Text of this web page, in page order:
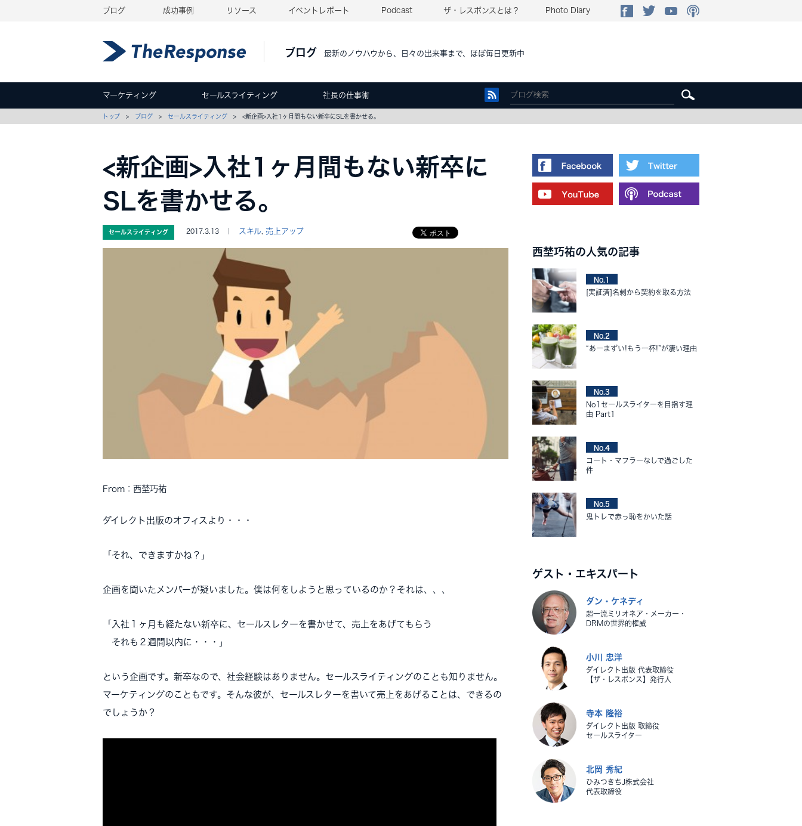
ブログ 成功事例 リソース イベントレポート Podcast ザ・レスポンスとは？ Photo Diary
ブログ 最新のノウハウから、日々の出来事まで、ほぼ毎日更新中
マーケティング セールスライティング 社長の仕事術
トップ > ブログ > セールスライティング > <新企画>入社1ヶ月間もない新卒にSLを書かせる。
<新企画>入社1ヶ月間もない新卒に
SLを書かせる。
セールスライティング 2017.3.13 ｜ スキル 売上アップ
From：西埜巧祐
ダイレクト出版のオフィスより・・・
「それ、できますかね？」
企画を聞いたメンバーが疑いました。僕は何をしようと思っているのか？それは、、、
「入社１ヶ月も経たない新卒に、セールスレターを書かせて、売上をあげてもらう
それも２週間以内に・・・」
という企画です。新卒なので、社会経験はありません。セールスライティングのことも知りません。
マーケティングのこともです。そんな彼が、セールスレターを書いて売上をあげることは、できるの
でしょうか？
西埜巧祐の人気の記事
No.1
[実証済]名刺から契約を取る方法
No.2
“あーまずい!もう一杯!”が凄い理由
No.3
No1セールスライターを目指す理
由 Part1
No.4
コート・マフラーなしで過ごした
件
No.5
鬼トレで赤っ恥をかいた話
ゲスト・エキスパート
ダン・ケネディ
超一流ミリオネア・メーカー・
DRMの世界的権威
小川 忠洋
ダイレクト出版 代表取締役
【ザ・レスポンス】発行人
寺本 隆裕
ダイレクト出版 取締役
セールスライター
北岡 秀紀
ひみつきちJ株式会社
代表取締役